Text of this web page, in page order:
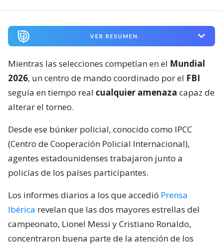
VER RESUMEN
Mientras las selecciones competían en el Mundial
2026, un centro de mando coordinado por el FBI
seguía en tiempo real cualquier amenaza capaz de
alterar el torneo.
Desde ese búnker policial, conocido como IPCC
(Centro de Cooperación Policial Internacional),
agentes estadounidenses trabajaron junto a
policías de los países participantes.
Los informes diarios a los que accedió Prensa
Ibérica revelan que las dos mayores estrellas del
campeonato, Lionel Messi y Cristiano Ronaldo,
concentraron buena parte de la atención de los